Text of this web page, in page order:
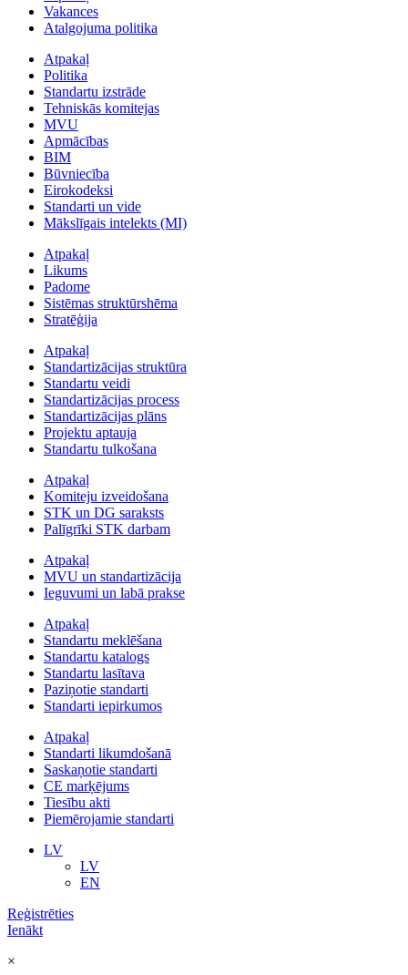
Vakances
Atalgojuma politika
Atpakaļ
Politika
Standartu izstrāde
Tehniskās komitejas
MVU
Apmācības
BIM
Būvniecība
Eirokodeksi
Standarti un vide
Mākslīgais intelekts (MI)
Atpakaļ
Likums
Padome
Sistēmas struktūrshēma
Stratēģija
Atpakaļ
Standartizācijas struktūra
Standartu veidi
Standartizācijas process
Standartizācijas plāns
Projektu aptauja
Standartu tulkošana
Atpakaļ
Komiteju izveidošana
STK un DG saraksts
Palīgrīki STK darbam
Atpakaļ
MVU un standartizācija
Ieguvumi un labā prakse
Atpakaļ
Standartu meklēšana
Standartu katalogs
Standartu lasītava
Paziņotie standarti
Standarti iepirkumos
Atpakaļ
Standarti likumdošanā
Saskaņotie standarti
CE marķējums
Tiesību akti
Piemērojamie standarti
LV
LV
EN
Reģistrēties
Ienākt
×